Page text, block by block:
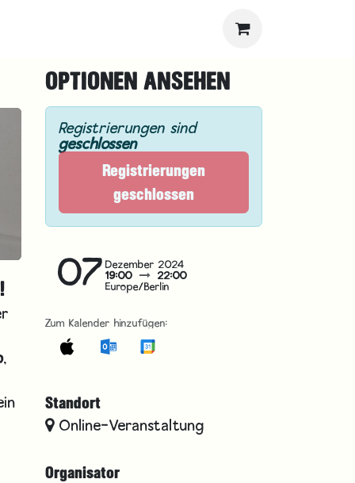
,
OPTIONEN ANSEHEN
Registrierungen sind
geschlossen
Registrierungen
geschlossen
07 Dezember 2024
19:00 22:00
Europe/Berlin
Zum Kalender hinzufügen:
Standort
Online-Veranstaltung
Organisator